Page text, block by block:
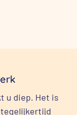
u diep. Het is